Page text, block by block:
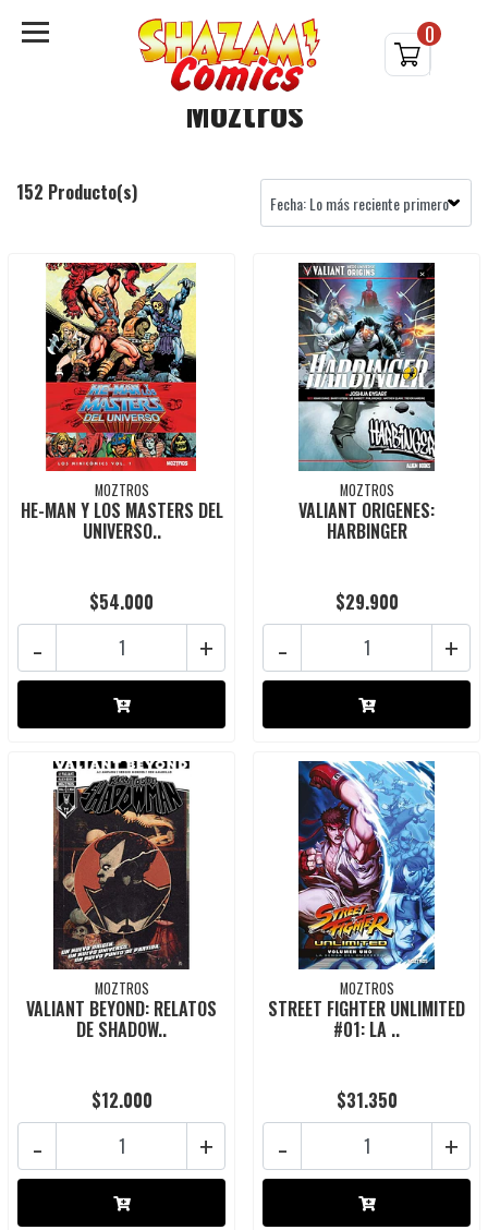
0
Moztros
152 Producto(s)
MOZTROS
HE-MAN Y LOS MASTERS DEL
UNIVERSO..
$54.000
+
-
MOZTROS
VALIANT ORIGENES:
HARBINGER
$29.900
+
-
MOZTROS
VALIANT BEYOND: RELATOS
DE SHADOW..
$12.000
+
-
MOZTROS
STREET FIGHTER UNLIMITED
#01: LA ..
$31.350
+
-